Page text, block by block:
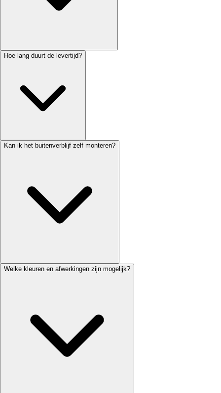
Hoe lang duurt de levertijd?
Kan ik het buitenverblijf zelf monteren?
Welke kleuren en afwerkingen zijn mogelijk?